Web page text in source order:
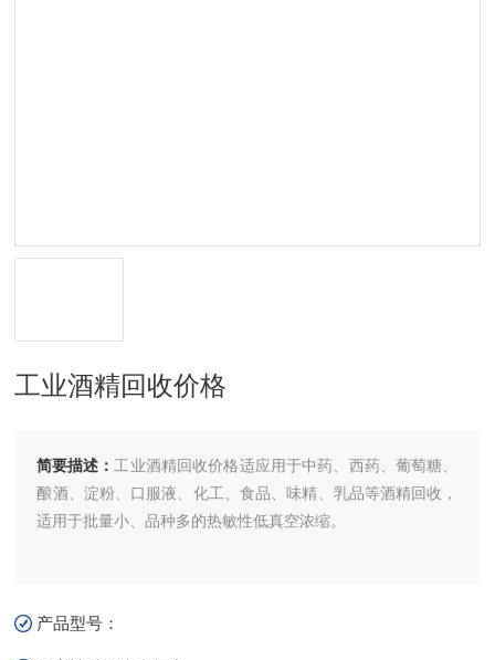
工业酒精回收价格
简要描述： 工业酒精回收价格适应用于中药、西药、葡萄糖、
酿酒、淀粉、口服液、化工、食品、味精、乳品等酒精回收，
适用于批量小、品种多的热敏性低真空浓缩。
产品型号：